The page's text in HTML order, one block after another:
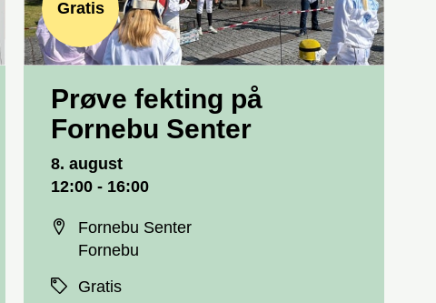
Gratis
Prøve fekting på
Fornebu Senter
8. august
12:00 - 16:00
Fornebu Senter
Fornebu
Gratis